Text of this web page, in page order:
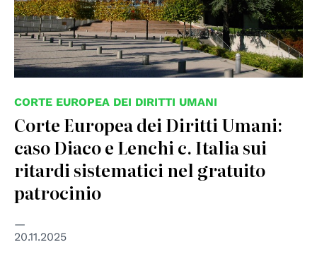
CORTE EUROPEA DEI DIRITTI UMANI
Corte Europea dei Diritti Umani:
caso Diaco e Lenchi c. Italia sui
ritardi sistematici nel gratuito
patrocinio
20.11.2025